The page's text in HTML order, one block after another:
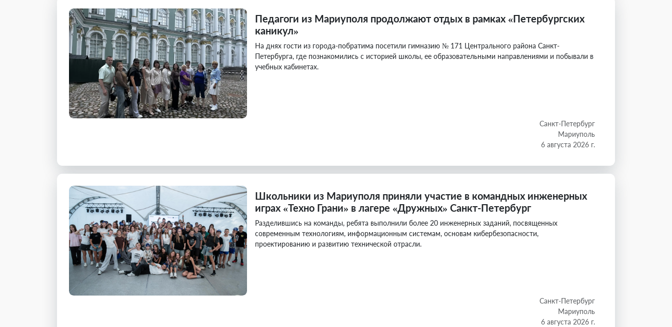
Педагоги из Мариуполя продолжают отдых в рамках «Петербургских
каникул»
На днях гости из города-побратима посетили гимназию № 171 Центрального района Санкт-
Петербурга, где познакомились с историей школы, ее образовательными направлениями и побывали в
учебных кабинетах.
Санкт-Петербург
Мариуполь
6 августа 2026 г.
Школьники из Мариуполя приняли участие в командных инженерных
играх «Техно Грани» в лагере «Дружных» Санкт-Петербург
Разделившись на команды, ребята выполнили более 20 инженерных заданий, посвященных
современным технологиям, информационным системам, основам кибербезопасности,
проектированию и развитию технической отрасли.
Санкт-Петербург
Мариуполь
6 августа 2026 г.